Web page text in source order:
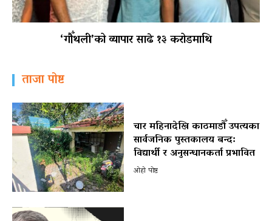
‘गौँथली’को व्यापार साढे १३ करोडमाथि
ताजा पोष्ट
चार महिनादेखि काठमाडौँ उपत्यका
सार्वजनिक पुस्तकालय बन्द:
विद्यार्थी र अनुसन्धानकर्ता प्रभावित
ओहो पोष्ट